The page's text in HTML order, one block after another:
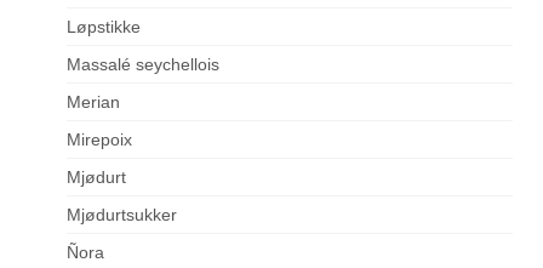
Løpstikke
Massalé seychellois
Merian
Mirepoix
Mjødurt
Mjødurtsukker
Ñora